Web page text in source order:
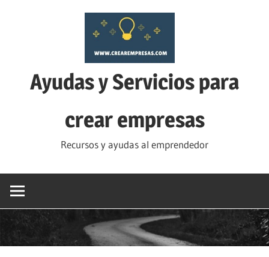
Ayudas y Servicios para
crear empresas
Recursos y ayudas al emprendedor